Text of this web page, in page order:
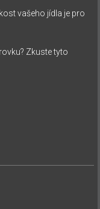
vašeho jídla je pro
Zkuste tyto